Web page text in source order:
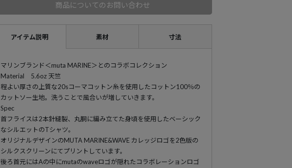
商品についてのお問い合わせ
アイテム説明 素材 寸法
マリンブランド＜muta MARINE＞とのコラボコレクション
Material 5.6oz 天竺
程よい厚さの上質な20sコーマコットン糸を使用したコットン100％の
カットソー生地。洗うことで風合いが増していきます。
Spec
首フライスは2本針縫製、丸胴に編み立てた身頃を使用したベーシック
なシルエットのTシャツ。
オリジナルデザインのMUTA MARINE&WAVE カレッジロゴを2色版の
シルクスクリーンにてプリントしています。
後ろ首元にはAの中にmutaのwaveロゴが隠れたコラボレーションロゴ